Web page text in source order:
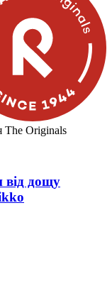
The Originals
дощу